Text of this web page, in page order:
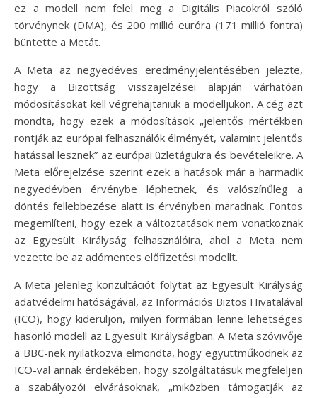
ez a modell nem felel meg a Digitális Piacokról szóló
törvénynek (DMA), és 200 millió euróra (171 millió fontra)
büntette a Metát.
A Meta az negyedéves eredményjelentésében jelezte,
hogy a Bizottság visszajelzései alapján várhatóan
módosításokat kell végrehajtaniuk a modelljükön. A cég azt
mondta, hogy ezek a módosítások „jelentős mértékben
rontják az európai felhasználók élményét, valamint jelentős
hatással lesznek” az európai üzletágukra és bevételeikre. A
Meta előrejelzése szerint ezek a hatások már a harmadik
negyedévben érvénybe léphetnek, és valószínűleg a
döntés fellebbezése alatt is érvényben maradnak. Fontos
megemlíteni, hogy ezek a változtatások nem vonatkoznak
az Egyesült Királyság felhasználóira, ahol a Meta nem
vezette be az adómentes előfizetési modellt.
A Meta jelenleg konzultációt folytat az Egyesült Királyság
adatvédelmi hatóságával, az Információs Biztos Hivatalával
(ICO), hogy kiderüljön, milyen formában lenne lehetséges
hasonló modell az Egyesült Királyságban. A Meta szóvivője
a BBC-nek nyilatkozva elmondta, hogy együttműködnek az
ICO-val annak érdekében, hogy szolgáltatásuk megfeleljen
a szabályozói elvárásoknak, „miközben támogatják az